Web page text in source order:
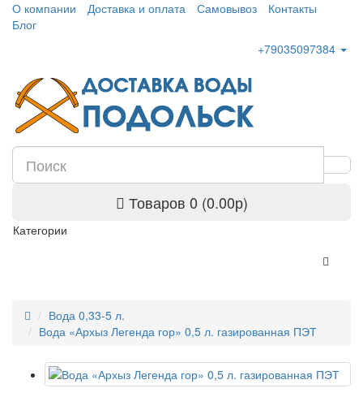
О компании Доставка и оплата Самовывоз
Контакты
Блог
+79035097384
Товаров 0 (0.00р)
Категории
Вода 0,33-5 л.
Вода «Архыз Легенда гор» 0,5 л. газированная ПЭТ